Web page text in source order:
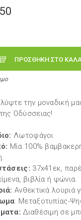
ΠΡΟΣΘΗΚΗ ΣΤΟ
την μοναδική
Οδύσσειας!
Λωτοφάγοι
Μία 100%
37x41εκ,
βιβλία ή ψώνια.
Ανθεκτικά λουριά
: Μεταξοτυπίας-
Διαθέσιμη σε